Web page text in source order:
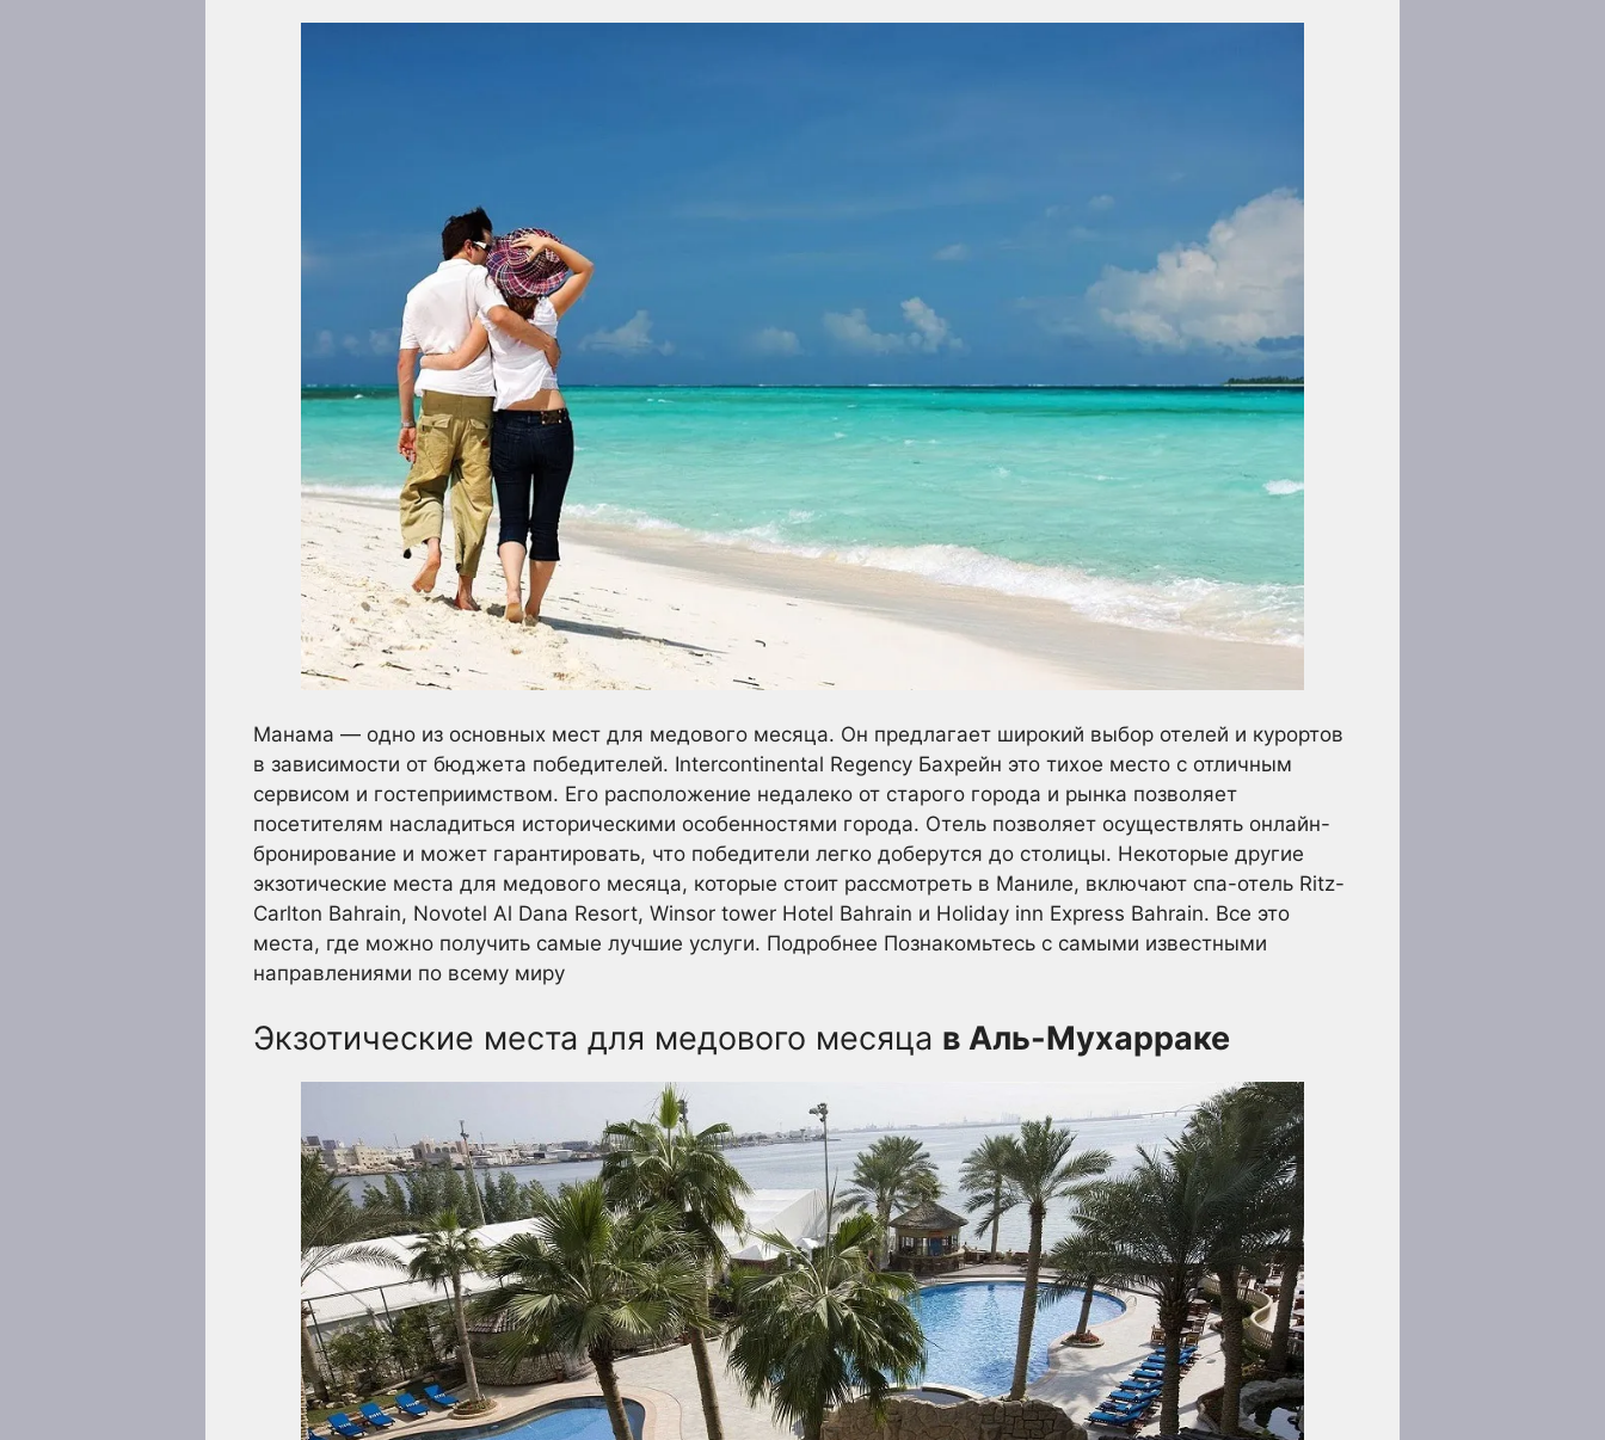
Манама — одно из основных мест для медового месяца. Он предлагает широкий выбор отелей и курортов
в зависимости от бюджета победителей. Intercontinental Regency Бахрейн это тихое место с отличным
сервисом и гостеприимством. Его расположение недалеко от старого города и рынка позволяет
посетителям насладиться историческими особенностями города. Отель позволяет осуществлять онлайн-
бронирование и может гарантировать, что победители легко доберутся до столицы. Некоторые другие
экзотические места для медового месяца, которые стоит рассмотреть в Маниле, включают спа-отель Ritz-
Carlton Bahrain, Novotel Al Dana Resort, Winsor tower Hotel Bahrain и Holiday inn Express Bahrain. Все это
места, где можно получить самые лучшие услуги. Подробнее Познакомьтесь с самыми известными
направлениями по всему миру
Экзотические места для медового месяца в Аль-Мухарраке